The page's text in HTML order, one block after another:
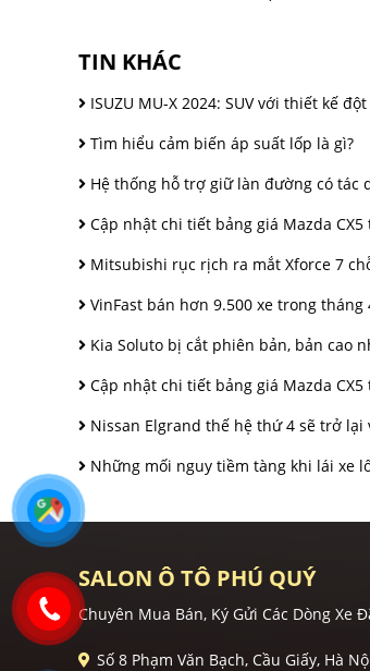
TIN KHÁC
ISUZU MU-X 2024: SUV với thiết kế
Tìm hiểu cảm biến áp suất lốp là gì?
Hệ thống hỗ trợ giữ làn đường có tác
Cập nhật chi tiết bảng giá Mazda
Mitsubishi rục rịch ra mắt Xforce 7
VinFast bán hơn 9.500 xe trong
Kia Soluto bị cắt phiên bản, bản cao
Cập nhật chi tiết bảng giá Mazda
Nissan Elgrand thế hệ thứ 4 sẽ trở lại
Những mối nguy tiềm tàng khi lái xe
SALON Ô TÔ PHÚ QUÝ
Chuyên Mua Bán, Ký Gửi Các Dòng Xe
Số 8 Phạm Văn Bạch, Cầu Giấy, Hà